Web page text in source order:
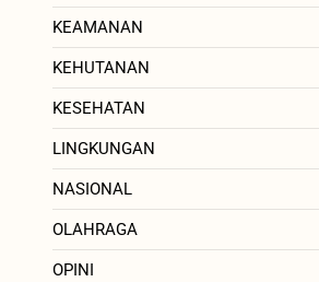
KEAMANAN
KEHUTANAN
KESEHATAN
LINGKUNGAN
NASIONAL
OLAHRAGA
OPINI